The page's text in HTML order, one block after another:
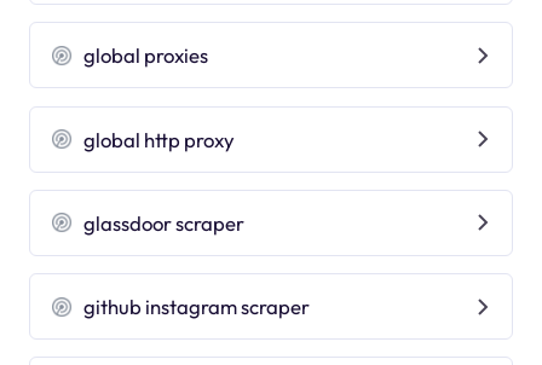
global proxies
global http proxy
glassdoor scraper
github instagram scraper